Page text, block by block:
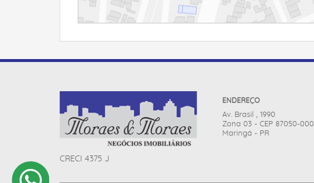
CRECI 4375 J
ENDEREÇO
Av. Brasil , 1990
Zona 03 - CEP 87050-000
Maringá - PR